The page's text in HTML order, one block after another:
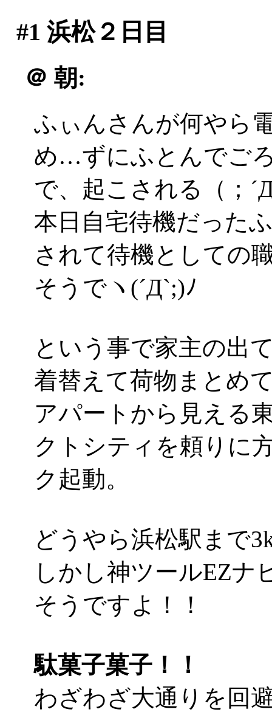
#1 浜松２日目
＠ 朝:
ふぃんさんが何やら
め…ずにふとんでご
で、起こされる（；
本日自宅待機だった
されて待機としての
そうでヽ(´Д`;)ﾉ
という事で家主の出
着替えて荷物まとめ
アパートから見える
クトシティを頼りに
ク起動。
どうやら浜松駅まで
しかし神ツールEZナ
そうですよ！！
駄菓子菓子！！
わざわざ大通りを回